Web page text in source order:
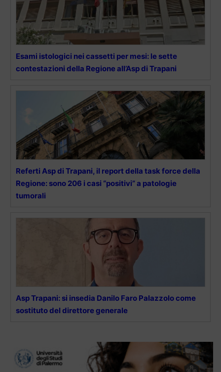
Esami istologici nei cassetti per mesi: le sette
contestazioni della Regione all’Asp di Trapani
Referti Asp di Trapani, il report della task force della
Regione: sono 206 i casi “positivi” a patologie
tumorali
Asp Trapani: si insedia Danilo Faro Palazzolo come
sostituto del direttore generale